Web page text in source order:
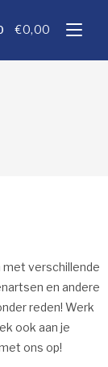
€0,00
met verschillende
en andere
reden! Werk
ook aan je
ons op!